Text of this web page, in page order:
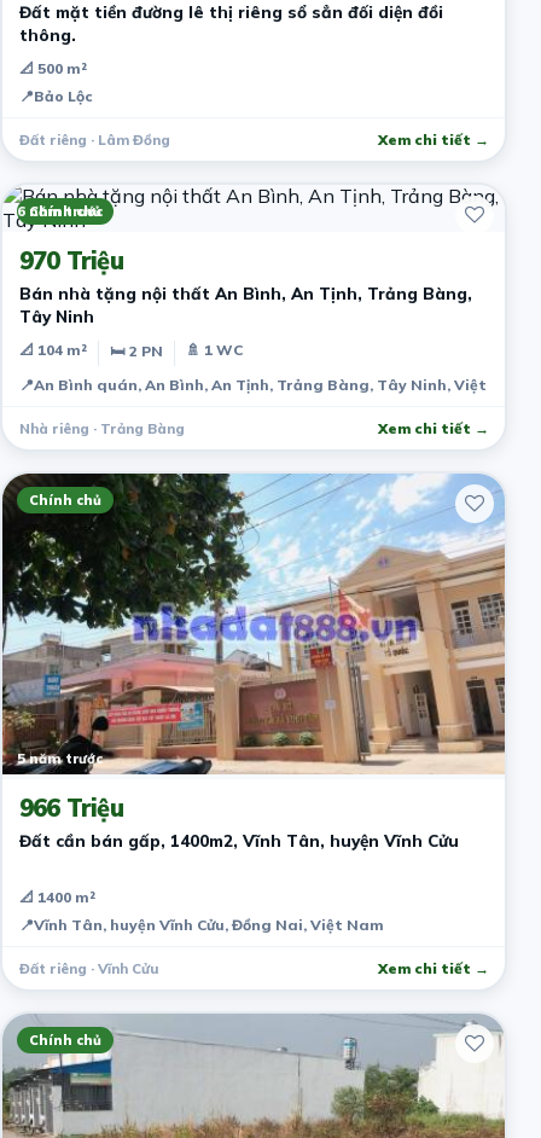
Đất mặt tiền đường lê thị riêng sổ sẳn đối diện đồi
thông.
📐 500 m²
📍Bảo Lộc
Đất riêng · Lâm Đồng Xem chi tiết →
Chính chủ
6 năm trước
970 Triệu
Bán nhà tặng nội thất An Bình, An Tịnh, Trảng Bàng,
Tây Ninh
📐 104 m² 🛏 2 PN
🚿 1 WC
📍An Bình quán, An Bình, An Tịnh, Trảng Bàng, Tây Ninh, Việt Nam
Nhà riêng · Trảng Bàng Xem chi tiết →
Chính chủ
5 năm trước
966 Triệu
Đất cần bán gấp, 1400m2, Vĩnh Tân, huyện Vĩnh Cửu
📐 1400 m²
📍Vĩnh Tân, huyện Vĩnh Cửu, Đồng Nai, Việt Nam
Đất riêng · Vĩnh Cửu Xem chi tiết →
Chính chủ